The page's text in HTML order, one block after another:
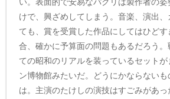
けで、興ざめしてしまう。音楽、演出
ても、賞を受賞した作品にしてはひど
合、確かに予算面の問題もあるだろう
ての昭和のリアルを装っているセットが
ン博物館みたいだ。どうにかならない
は。主演のたけしの演技はすごみがあっ